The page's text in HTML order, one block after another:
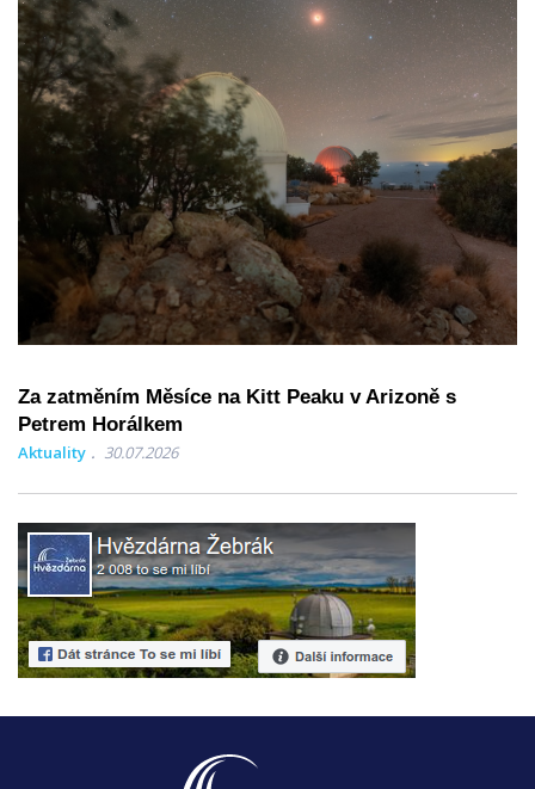
Za zatměním Měsíce na Kitt Peaku v Arizoně s
Petrem Horálkem
Aktuality 30.07.2026